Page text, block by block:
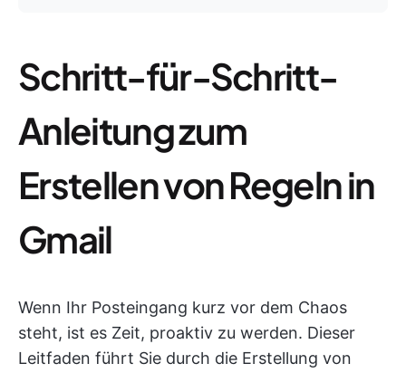
Schritt-für-Schritt-
Anleitung zum
Erstellen von Regeln in
Gmail
Wenn Ihr Posteingang kurz vor dem Chaos
steht, ist es Zeit, proaktiv zu werden. Dieser
Leitfaden führt Sie durch die Erstellung von